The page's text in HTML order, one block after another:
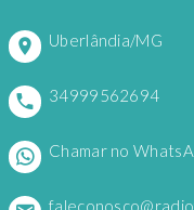
Uberlândia/MG
34999562694
Chamar no